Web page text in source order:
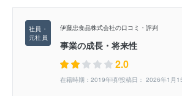
伊藤忠食品株式会社の口コミ・評判
事業の成長・将来性
2.0
在籍時期：2019年頃/投稿日： 2026年1月